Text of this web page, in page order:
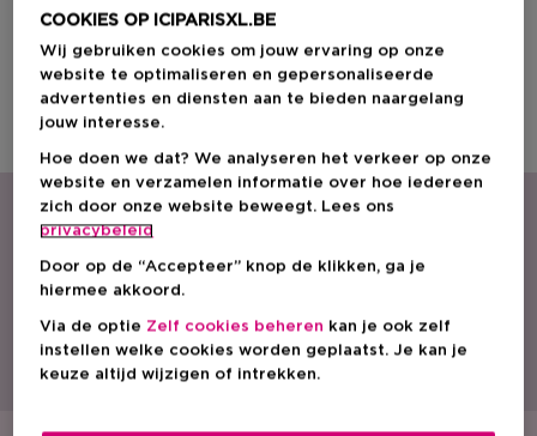
Met een ruim aanbod parfum, cosmetica en huidverzorging is ICI PARIS XL
dé beautyspecialist van België. Ontdek onze acties, promoties, beauty tips
en vind een ICI PARIS XL winkel bij jou in de buurt. Bestel onze producten
COOKIES OP ICIPARISXL.BE
Wij gebruiken cookies om jouw ervaring op onze
website te optimaliseren en gepersonaliseerde
advertenties en diensten aan te bieden naargelang
jouw interesse.
Hoe doen we dat? We analyseren het verkeer op onze
website en verzamelen informatie over hoe iedereen
zich door onze website beweegt. Lees ons
privacybeleid
Door op de “Accepteer” knop de klikken, ga je
hiermee akkoord.
Via de optie Zelf cookies beheren kan je ook zelf
instellen welke cookies worden geplaatst. Je kan je
keuze altijd wijzigen of intrekken.